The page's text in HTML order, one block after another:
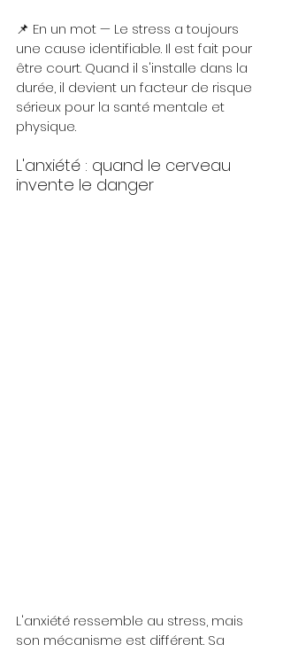
📌 En un mot — Le stress a toujours
une cause identifiable. Il est fait pour
être court. Quand il s'installe dans la
durée, il devient un facteur de risque
sérieux pour la santé mentale et
physique.
L'anxiété : quand le cerveau
invente le danger
L'anxiété ressemble au stress, mais
son mécanisme est différent. Sa